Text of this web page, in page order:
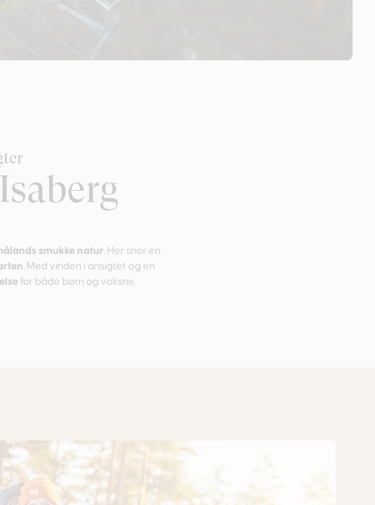
smukke natur . Her snor en
. Med vinden i ansigtet og en
for både børn og voksne.